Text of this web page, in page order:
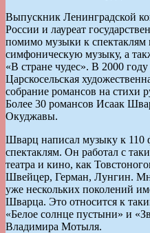
Выпускник Ленинградской
России и лауреат
помимо музыки к
симфоническую музыку, а
«В стране чудес». В 2000
Царскосельская
собрание романсов на стихи
Более 30 романсов Исаак
Окуджавы.
Шварц написал музыку к 110
спектаклям. Он работал с
театра и кино, как
Швейцер, Герман, Лунгин.
уже нескольких поколений
Шварца. Это относится к
«Белое солнце пустыни» и
Владимира Мотыля.